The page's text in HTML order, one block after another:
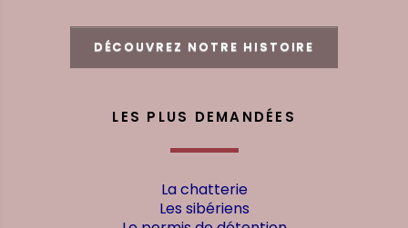
DÉCOUVREZ NOTRE HISTOIRE
LES PLUS DEMANDÉES
La chatterie
Les sibériens